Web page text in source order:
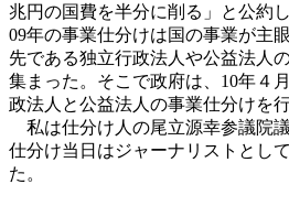
兆円の国費を半分に削る」と公約
09年の事業仕分けは国の事業が主
先である独立行政法人や公益法人
集まった。そこで政府は、10年４
政法人と公益法人の事業仕分けを
私は仕分け人の尾立源幸参議院
仕分け当日はジャーナリストとし
た。